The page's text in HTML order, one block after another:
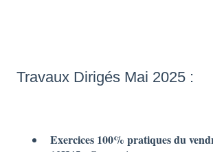
Travaux Dirigés Mai 2025 :
Exercices 100% pratiques du